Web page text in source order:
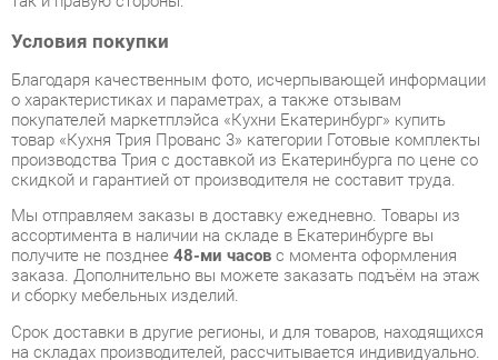
Благодаря качественным фото, исчерпывающей информации
о характеристиках и параметрах, а также отзывам
покупателей маркетплэйса «Кухни Екатеринбург» купить
производства Трия с доставкой из Екатеринбурга по цене со
скидкой и гарантией от производителя не составит труда.
Мы отправляем заказы в доставку ежедневно. Товары из
ассортимента в наличии на складе в Екатеринбурге вы
получите не позднее48-ми часовс момента оформления
и сборку мебельных изделий.
Срок доставки в другие регионы, и для товаров, находящихся
на складах производителей, рассчитывается индивидуально.
Уточнить наличие, срок и стоимость доставки вы можете
через форму
В любой момент до передачи заказа в доставку, а также в